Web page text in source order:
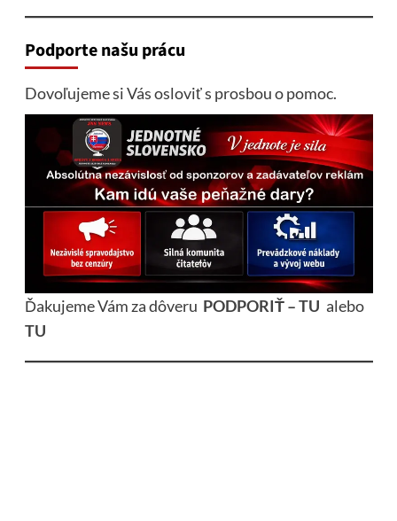
Podporte našu prácu
Dovoľujeme si Vás osloviť s prosbou o pomoc.
Ďakujeme Vám za dôveru PODPORIŤ – TU alebo
TU